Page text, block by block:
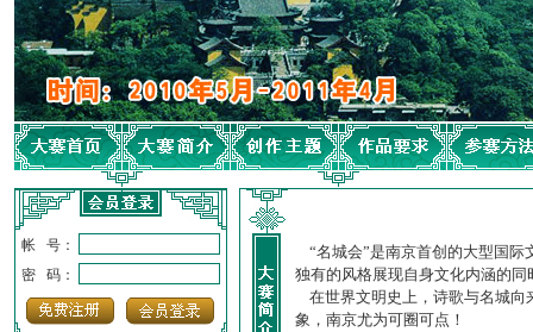
帐 号：
密 码：
“名城会”是南京首创的大型国际
独有的风格展现自身文化内涵的
在世界文明史上，诗歌与名城向
象，南京尤为可圈可点！